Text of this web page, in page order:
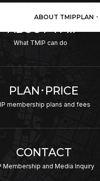
ABOUT TMIPPLAN
ABOUT TMIP
What TMIP can do
PLAN･PRICE
membership plans and fees
CONTACT
Membership and Media Inquiry